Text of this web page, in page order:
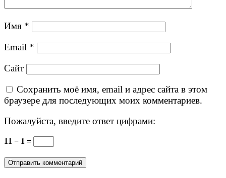
Имя *
Email *
Сайт
Сохранить моё имя, email и адрес сайта в этом
браузере для последующих моих комментариев.
Пожалуйста, введите ответ цифрами:
11 − 1 =